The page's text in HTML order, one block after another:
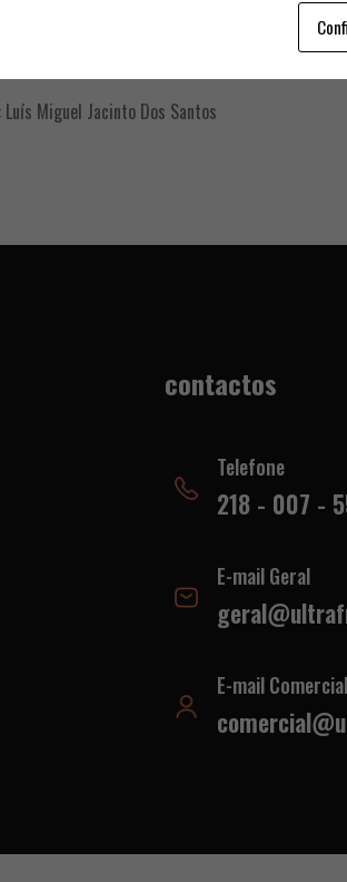
Santos
Miguel Jacinto Dos Santos
contactos
Telefone
218 - 007 -
E-mail Geral
E-mail Comercial